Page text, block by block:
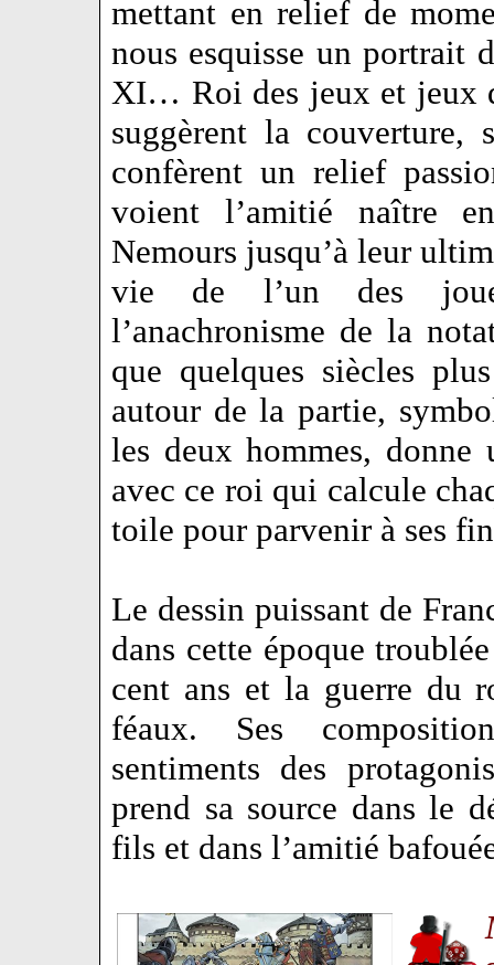
mettant en relief de
nous esquisse un portrait
XI… Roi des jeux et jeux
suggèrent la
confèrent un relief
voient l’amitié naître
Nemours jusqu’à leur
vie de l’un des
l’anachronisme de la
que quelques siècles
autour de la partie,
les deux hommes, donne
avec ce roi qui calcule
toile pour parvenir à ses
Le dessin puissant de
dans cette époque
cent ans et la guerre du
féaux. Ses
sentiments des
prend sa source dans le
fils et dans l’amitié